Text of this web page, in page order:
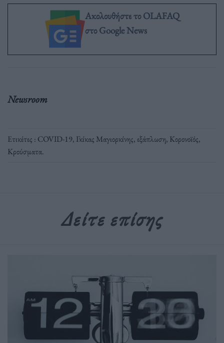
Ακολουθήστε το OLAFAQ
στο Google News
Newsroom
Ετικέτες : COVID-19, Γκίκας Μαγιορκίνης, εξάπλωση, Κορονοϊός,
Κρούσματα.
Δείτε επίσης